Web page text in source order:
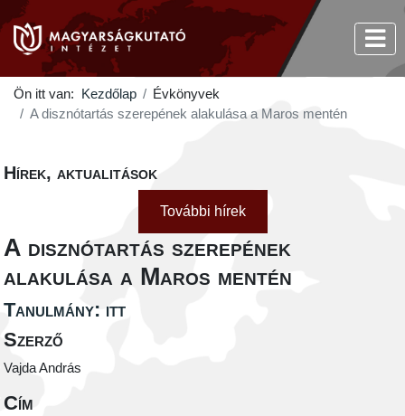
Ön itt van: Kezdőlap
Évkönyvek
A disznótartás szerepének alakulása a Maros mentén
Hírek, aktualitások
További hírek
A disznótartás szerepének
alakulása a Maros mentén
Tanulmány: itt
Szerző
Vajda András
Cím